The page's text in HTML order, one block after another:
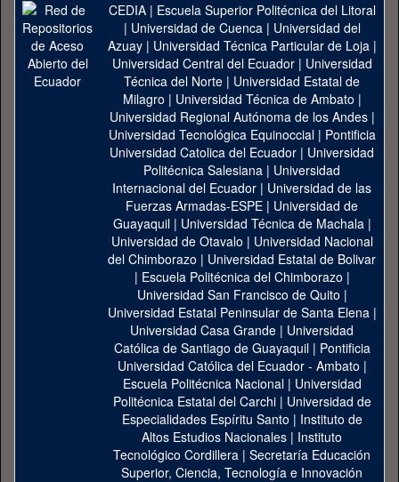
CEDIA| Escuela Superior Politécnica del Litoral
| Universidad de Cuenca| Universidad del
Azuay| Universidad Técnica Particular de Loja|
Universidad Central del Ecuador| Universidad
Técnica del Norte | Universidad Estatal de
Milagro | Universidad Técnica de Ambato |
Universidad Regional Autónoma de los Andes|
Universidad Tecnológica Equinoccial| Pontificia
Universidad Catolica del Ecuador | Universidad
Politécnica Salesiana | Universidad
Internacional del Ecuador | Universidad de las
Fuerzas Armadas-ESPE | Universidad de
Guayaquil| Universidad Técnica de Machala|
Universidad de Otavalo | Universidad Nacional
del Chimborazo | Universidad Estatal de Bolivar
| Escuela Politécnica del Chimborazo |
Universidad San Francisco de Quito |
Universidad Estatal Peninsular de Santa Elena|
Universidad Casa Grande | Universidad
Católica de Santiago de Guayaquil| Pontificia
Universidad Católica del Ecuador - Ambato |
Escuela Politécnica Nacional| Universidad
Politécnica Estatal del Carchi| Universidad de
Especialidades Espíritu Santo | Instituto de
Altos Estudios Nacionales | Instituto
Tecnológico Cordillera | Secretaría Educación
Superior, Ciencia, Tecnología e Innovación